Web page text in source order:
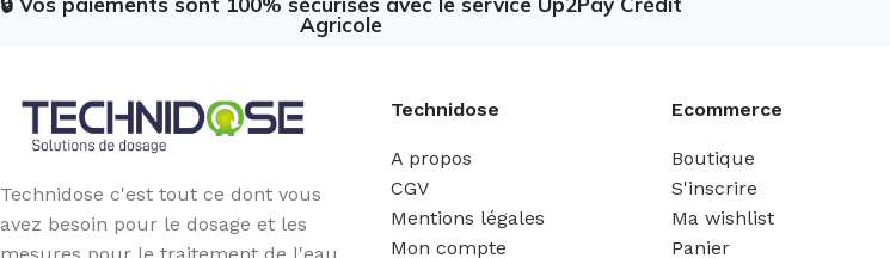
Agricole
Technidose c'est tout ce dont vous
avez besoin pour le dosage et les
Technidose
A propos
CGV
Mentions légales
Mon compte
Ecommerce
Boutique
S'inscrire
Ma wishlist
Panier